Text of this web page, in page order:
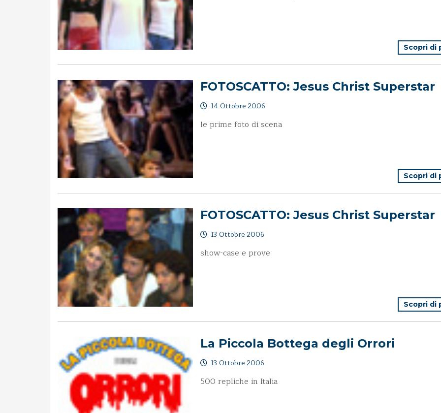
Scopri di
FOTOSCATTO: Jesus Christ Superstar
14 Ottobre 2006
le prime foto di scena
Scopri di
FOTOSCATTO: Jesus Christ Superstar
13 Ottobre 2006
show-case e prove
Scopri di
La Piccola Bottega degli Orrori
13 Ottobre 2006
500 repliche in Italia